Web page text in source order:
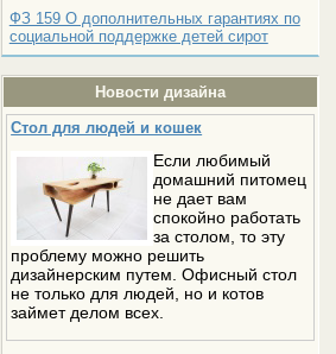
ФЗ 159 О дополнительных гарантиях по
социальной поддержке детей сирот
Новости дизайна
Стол для людей и кошек
Если любимый
домашний питомец
не дает вам
спокойно работать
за столом, то эту
проблему можно решить
дизайнерским путем. Офисный стол
не только для людей, но и котов
займет делом всех.